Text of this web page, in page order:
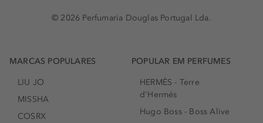
© 2026 Perfumaria Douglas Portugal Lda.
MARCAS POPULARES
LIU JO
MISSHA
COSRX
POPULAR EM PERFUMES
HERMÈS - Terre
d'Hermés
Hugo Boss - Boss Alive